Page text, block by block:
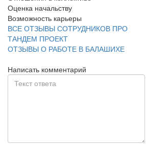
Оценка начальству
Возможность карьеры
ВСЕ ОТЗЫВЫ СОТРУДНИКОВ ПРО
ТАНДЕМ ПРОЕКТ
ОТЗЫВЫ О РАБОТЕ В БАЛАШИХЕ
Написать комментарий